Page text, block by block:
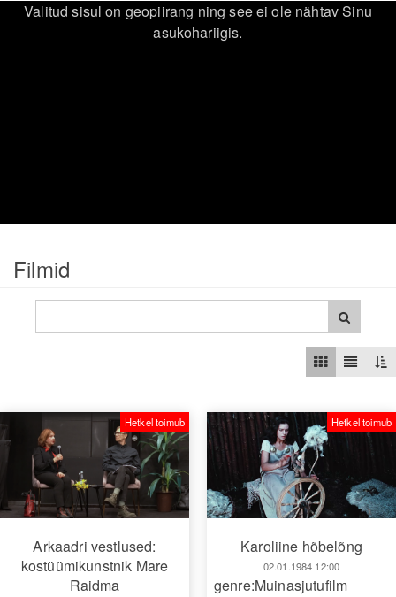
Valitud sisul on geopiirang ning see ei ole nähtav Sinu
asukohariigis.
Filmid
Arkaadri vestlused:
kostüümikunstnik Mare
Raidma
Hetkel toimub
Karoliine hõbelõng
02.01.1984 12:00
Hetkel toimub
genre:Muinasjutufilm